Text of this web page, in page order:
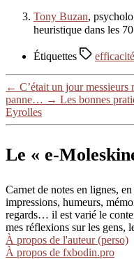
Tony Buzan,
heuristique dans les
Étiquettes efficacité
← C’était un jour messieurs
panne… → Les bonnes
Eyrolles
Le « e-
Carnet de notes en lignes,
impressions, humeurs,
regards… il est varié le
mes réflexions sur les gens,
À propos de l'auteur (perso)
À propos de fxbodin.pro